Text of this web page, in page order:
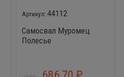
44112
Самосвал Муромец
Полесье
₽